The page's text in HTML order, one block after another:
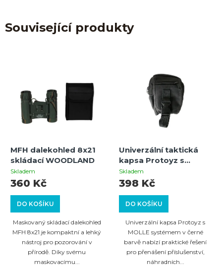
Související produkty
MFH dalekohled 8x21
skládací WOODLAND
Skladem
DO KOŠÍKU
360 Kč
Maskovaný skládací dalekohled
MFH 8x21 je kompaktní a lehký
nástroj pro pozorování v
přírodě. Díky svému
maskovacímu...
Univerzální taktická
kapsa Protoyz s
MOLLE systémem –
černá
Skladem
DO KOŠÍKU
398 Kč
Univerzální kapsa Protoyz s
MOLLE systémem v černé
barvě nabízí praktické řešení
pro přenášení příslušenství,
náhradních...